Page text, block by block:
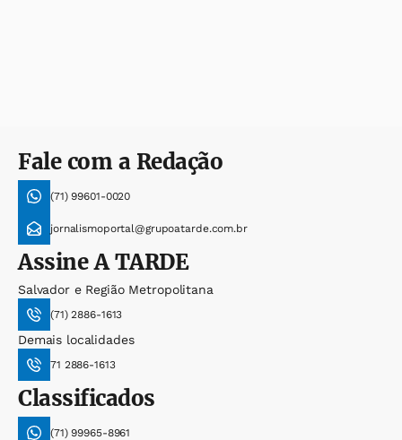
Fale com a Redação
(71) 99601-0020
jornalismoportal@grupoatarde.com.br
AssineA TARDE
Salvador e Região Metropolitana
(71) 2886-1613
Demais localidades
71 2886-1613
Classificados
(71) 99965-8961